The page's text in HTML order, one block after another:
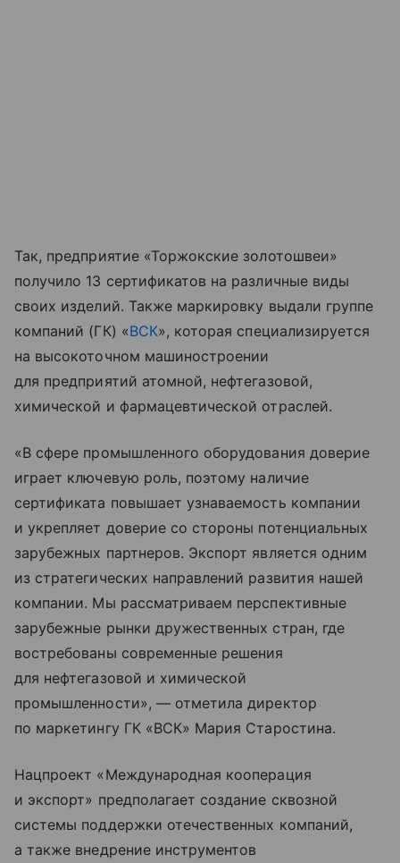
Так, предприятие «Торжокские золотошвеи»
получило 13 сертификатов на различные виды
своих изделий. Также маркировку выдали группе
компаний (ГК) «ВСК», которая специализируется
на высокоточном машиностроении
для предприятий атомной, нефтегазовой,
химической и фармацевтической отраслей.
«В сфере промышленного оборудования доверие
играет ключевую роль, поэтому наличие
сертификата повышает узнаваемость компании
и укрепляет доверие со стороны потенциальных
зарубежных партнеров. Экспорт является одним
из стратегических направлений развития нашей
компании. Мы рассматриваем перспективные
зарубежные рынки дружественных стран, где
востребованы современные решения
для нефтегазовой и химической
промышленности», — отметила директор
по маркетингу ГК «ВСК» Мария Старостина.
Нацпроект «Международная кооперация
и экспорт» предполагает создание сквозной
системы поддержки отечественных компаний,
а также внедрение инструментов